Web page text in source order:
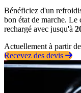
Bénéficiez d'un
bon état de marche.
rechargé avec jusqu'à
Actuellement à partir
Recevez des devis